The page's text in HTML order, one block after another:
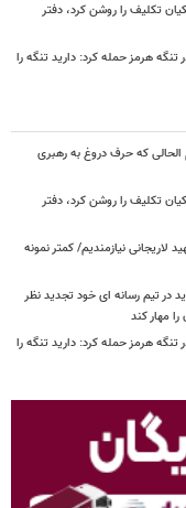
تکلیف را روشن کرد، دفتر
هرمز حمله کرد: دارید تنگه را
الحالی که حرف دروغ به رهبری
تکلیف را روشن کرد، دفتر
لاریجانی نیازمندیم/ کمتر نمونه
در تیم رسانه ای خود تجدید نظر
مهار کند
هرمز حمله کرد: دارید تنگه را